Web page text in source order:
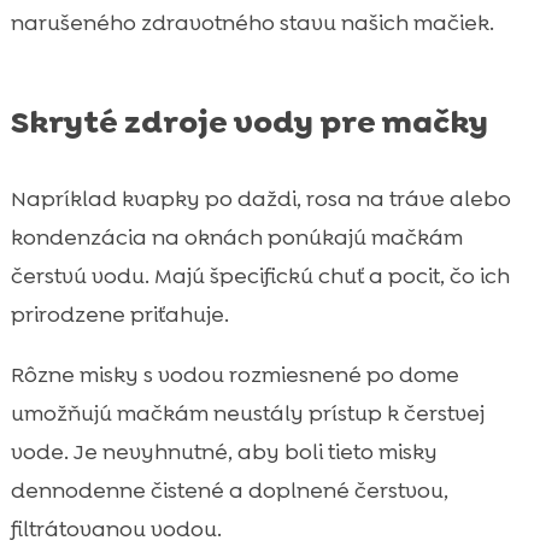
narušeného zdravotného stavu našich mačiek.
Skryté zdroje vody pre mačky
Napríklad kvapky po daždi, rosa na tráve alebo
kondenzácia na oknách ponúkajú mačkám
čerstvú vodu. Majú špecifickú chuť a pocit, čo ich
prirodzene priťahuje.
Rôzne misky s vodou rozmiesnené po dome
umožňujú mačkám neustály prístup k čerstvej
vode. Je nevyhnutné, aby boli tieto misky
dennodenne čistené a doplnené čerstvou,
filtrátovanou vodou.